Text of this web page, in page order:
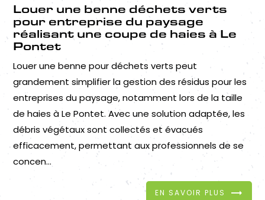
Louer une benne déchets verts
pour entreprise du paysage
réalisant une coupe de haies à Le
Pontet
Louer une benne pour déchets verts peut
grandement simplifier la gestion des résidus pour les
entreprises du paysage, notamment lors de la taille
de haies à Le Pontet. Avec une solution adaptée, les
débris végétaux sont collectés et évacués
efficacement, permettant aux professionnels de se
concen...
EN SAVOIR PLUS